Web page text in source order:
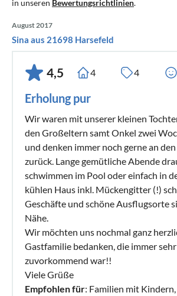
in unseren Bewertungsrichtlinien.
August 2017
Sina aus 21698 Harsefeld
4,5 4 4
Erholung pur
Wir waren mit unserer kleinen
den Großeltern samt Onkel zwei
und denken immer noch gerne an
zurück. Lange gemütliche Abende
schwimmen im Pool oder einfach in
kühlen Haus inkl. Mückengitter (!)
Geschäfte und schöne Ausflugsorte
Nähe.
Wir möchten uns nochmal ganz
Gastfamilie bedanken, die immer
zuvorkommend war!!
Viele Grüße
Empfohlen für: Familien mit